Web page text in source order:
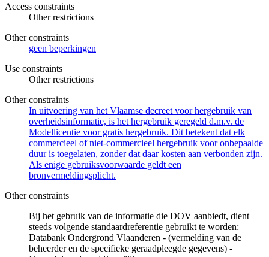
Access constraints
Other restrictions
Other constraints
geen beperkingen
Use constraints
Other restrictions
Other constraints
In uitvoering van het Vlaamse decreet voor hergebruik van
overheidsinformatie, is het hergebruik geregeld d.m.v. de
Modellicentie voor gratis hergebruik. Dit betekent dat elk
commercieel of niet-commercieel hergebruik voor onbepaalde
duur is toegelaten, zonder dat daar kosten aan verbonden zijn.
Als enige gebruiksvoorwaarde geldt een
bronvermeldingsplicht.
Other constraints
Bij het gebruik van de informatie die DOV aanbiedt, dient
steeds volgende standaardreferentie gebruikt te worden:
Databank Ondergrond Vlaanderen - (vermelding van de
beheerder en de specifieke geraadpleegde gegevens) -